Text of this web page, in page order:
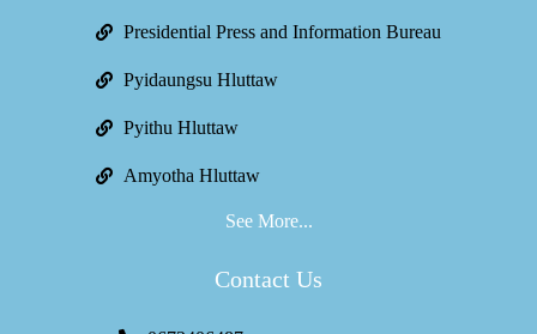
Presidential Press and Information Bureau
Pyidaungsu Hluttaw
Pyithu Hluttaw
Amyotha Hluttaw
See More...
Contact Us